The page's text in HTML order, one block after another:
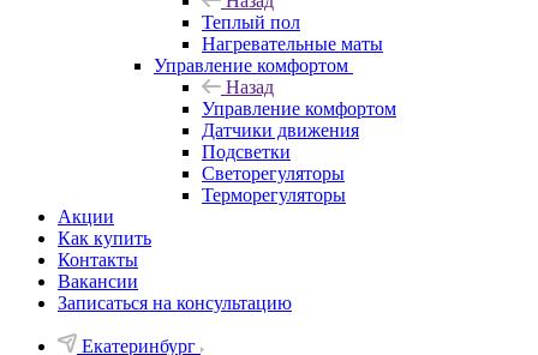
Теплый пол
Нагревательные маты
Управление комфортом
Назад
Управление комфортом
Датчики движения
Подсветки
Светорегуляторы
Терморегуляторы
Акции
Как купить
Контакты
Вакансии
Записаться на консультацию
Екатеринбург